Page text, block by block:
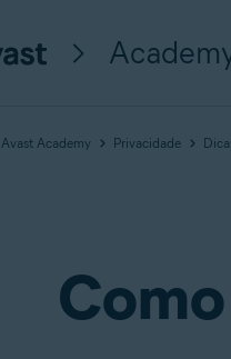
Avast Academy Privacidade